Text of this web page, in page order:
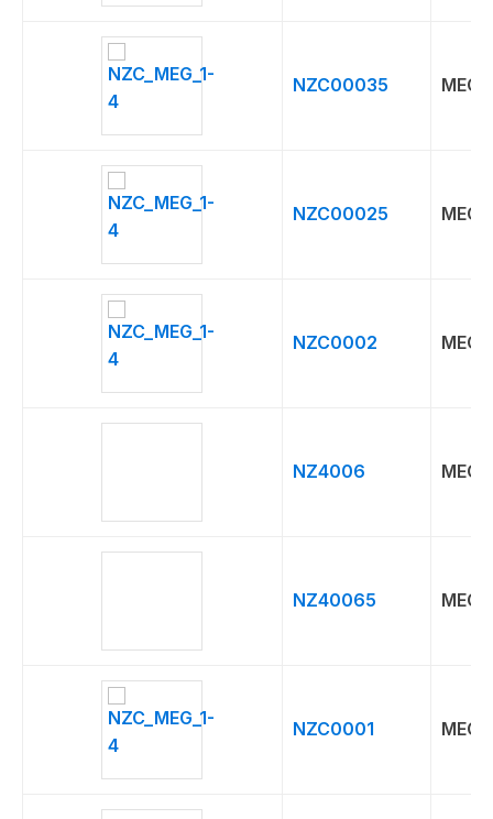
NZC00035 MEG
NZC00025 MEG
NZC0002 MEG
NZ4006 MEG
NZ40065 MEG
NZC0001 MEG